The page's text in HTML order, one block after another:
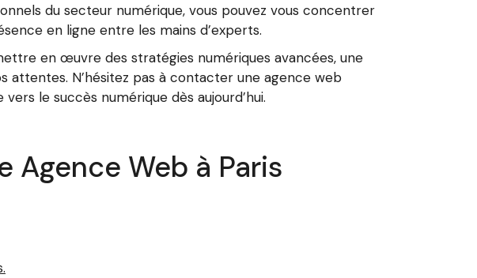
du secteur numérique, vous pouvez vous concentrer
en ligne entre les mains d’experts.
en œuvre des stratégies numériques avancées, une
attentes. N’hésitez pas à contacter une agence web
le succès numérique dès aujourd’hui.
Agence Web à Paris